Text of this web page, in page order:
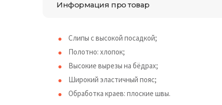
Информация про товар
Слипы с высокой посадкой;
Полотно: хлопок;
Высокие вырезы на бёдрах;
Широкий эластичный пояс;
Обработка краев: плоские швы.